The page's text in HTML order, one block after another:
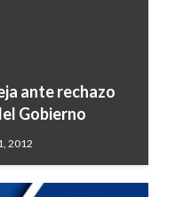
ante rechazo
Gobierno
2012